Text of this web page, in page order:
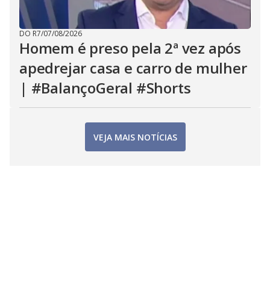
DO R7/07/08/2026
Homem é preso pela 2ª vez após
apedrejar casa e carro de mulher
| #BalançoGeral #Shorts
VEJA MAIS NOTÍCIAS